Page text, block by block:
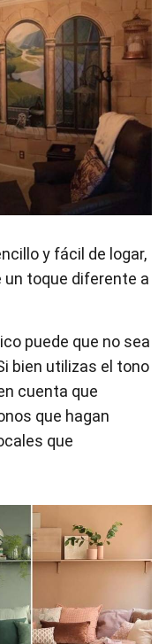
y fácil de logar,
un toque diferente a
puede que no sea
bien utilizas el tono
cuenta que
que hagan
que